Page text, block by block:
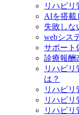
リハビリ
AIを搭載
失敗しな
webシス
サポート
診療報酬
リハビリ
は？
リハビリ
リハビリ
リハビリ